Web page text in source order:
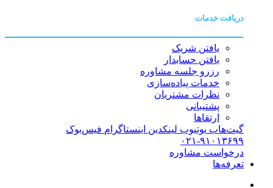
دریافت خدمات
یافتن شریک
یافتن حسابدار
رزرو جلسه مشاوره
خدمات پیاده‌سازی
نظرات مشتریان
پشتیبانی
ارتقاها
گیت‌هاب یوتیوب لینکدین اینستاگرام فیس‌بوک
۰۲۱-۹۱۰۱۳۶۹۹
درخواست مشاوره
تعرفه‌ها